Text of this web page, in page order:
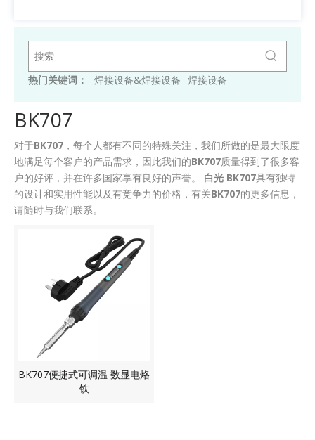
热门关键词： 焊接设备&焊接设备 焊接设备
BK707
对于BK707 ，每个人都有不同的特殊关注，我们所做的是最大限度
地满足每个客户的产品需求，因此我们的BK707质量得到了很多客
户的好评，并在许多国家享有良好的声誉。 白光 BK707具有独特
的设计和实用性能以及有竞争力的价格，有关BK707的更多信息，
请随时与我们联系。
BK707便捷式可调温 数显电烙
铁